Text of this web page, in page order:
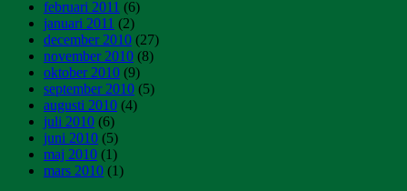
februari 2011 (6)
januari 2011 (2)
december 2010 (27)
november 2010 (8)
oktober 2010 (9)
september 2010 (5)
augusti 2010 (4)
juli 2010 (6)
juni 2010 (5)
maj 2010 (1)
mars 2010 (1)